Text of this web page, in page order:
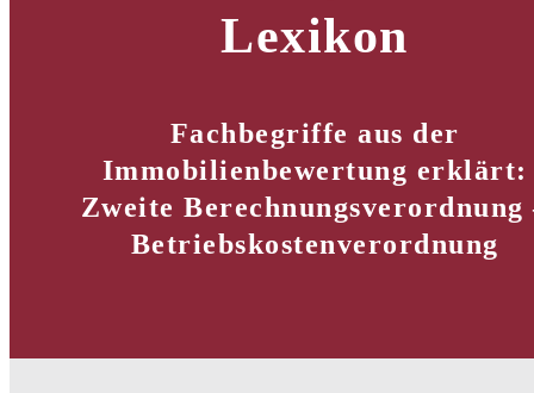
Lexikon
Fachbegriffe aus der
Immobilienbewertung erklärt:
Zweite Berechnungsverordnung
Betriebskostenverordnung